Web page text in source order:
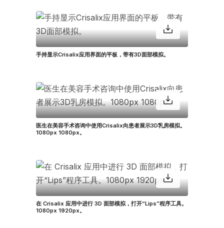
手持显示Crisalix应用界面的平板，带有3D面部模拟。
医生在美容手术咨询中使用Crisalix向患者展示3D乳房模拟。
1080px 1080px。
在 Crisalix 应用中进行 3D 面部模拟，打开“Lips”程序工具。
1080px 1920px。